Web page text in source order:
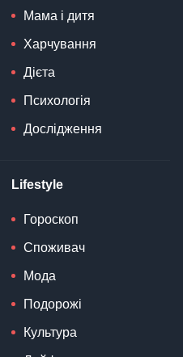
Мама і дитя
Харчування
Дієта
Психологія
Дослідження
Lifestyle
Гороскоп
Споживач
Мода
Подорожі
Культура